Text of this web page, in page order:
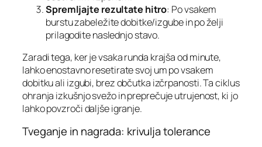
Spremljajte rezultate hitro: Po vsakem
burstu zabeležite dobitke/izgube in po želji
prilagodite naslednjo stavo.
Zaradi tega, ker je vsaka runda krajša od minute,
lahko enostavno resetirate svoj um po vsakem
dobitku ali izgubi, brez občutka izčrpanosti. Ta ciklus
ohranja izkušnjo svežo in preprečuje utrujenost, ki jo
lahko povzroči daljše igranje.
Tveganje in nagrada: krivulja tolerance